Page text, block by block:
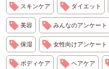
スキンケア ダイエット
美容 みんなのアンケート
保湿 女性向けアンケート
ボディケア ヘアケア